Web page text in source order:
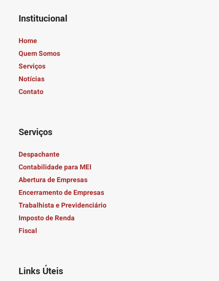
Institucional
Home
Quem Somos
Serviços
Notícias
Contato
Serviços
Despachante
Contabilidade para MEI
Abertura de Empresas
Encerramento de Empresas
Trabalhista e Previdenciário
Imposto de Renda
Fiscal
Links Úteis